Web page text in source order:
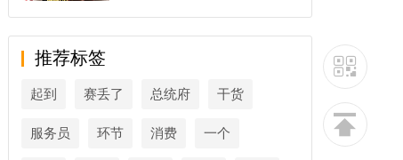
推荐标签
起到 赛丢了 总统府 干货
服务员 环节 消费 一个